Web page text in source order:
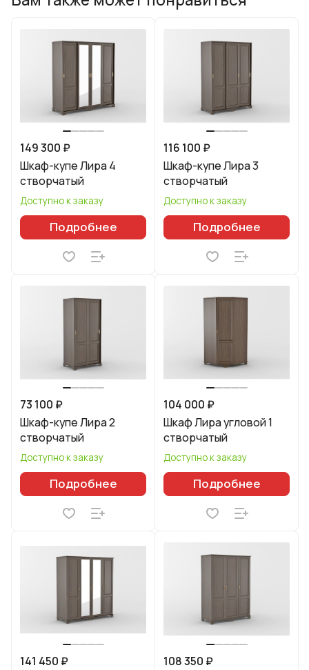
149 300 ₽
Шкаф-купе Лира 4
створчатый
Доступно к заказу
Подробнее
116 100 ₽
Шкаф-купе Лира 3
створчатый
Доступно к заказу
Подробнее
73 100 ₽
Шкаф-купе Лира 2
створчатый
Доступно к заказу
Подробнее
104 000 ₽
Шкаф Лира угловой 1
створчатый
Доступно к заказу
Подробнее
141 450 ₽
108 350 ₽